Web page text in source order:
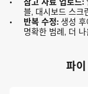
블, 대시보드 스크
반복 수정: 생성
명확한 범례, 더
파